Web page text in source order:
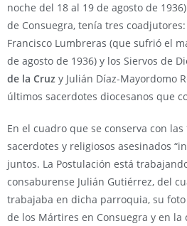
noche del 18 al 19 de agosto de
de Consuegra, tenía tres
Francisco Lumbreras (que sufrió el
de agosto de 1936) y los Siervos de
de la Cruz y Julián Díaz-Mayordomo
últimos sacerdotes diocesanos que
En el cuadro que se conserva con
sacerdotes y religiosos asesinados
juntos. La Postulación está
consaburense Julián Gutiérrez, del
trabajaba en dicha parroquia, su
de los Mártires en Consuegra y en